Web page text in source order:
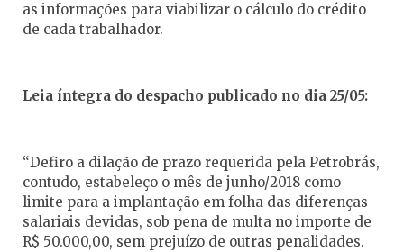
as informações para viabilizar o cálculo do crédito
de cada trabalhador.
Leia íntegra do despacho publicado no dia 25/05:
“Defiro a dilação de prazo requerida pela Petrobrás,
contudo, estabeleço o mês de junho/2018 como
limite para a implantação em folha das diferenças
salariais devidas, sob pena de multa no importe de
R$ 50.000,00, sem prejuízo de outras penalidades.